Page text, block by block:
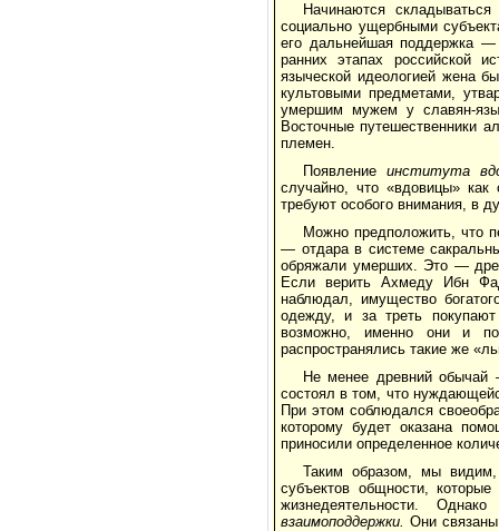
Начинаются
социально ущербны­ми
его дальнейшая поддержка —
ранних этапах российской
языческой идеологией жена
культовыми предметами,
умершим мужем у славян-
Восточные путешественники
племен.
Появление института
случайно, что «вдови­цы»
требуют особого внимания, в
Можно предположить, что
— отдара в сис­теме
обряжали умерших. Это —
Если верить Ахмеду Ибн
наблюдал, имущество
одежду, и за треть
возможно, именно они и
распространялись такие же
Не менее древний
состоял в том, что
При этом соблюдался
которому будет оказана
приносили определенное
Таким образом, мы
субъектов общно­сти,
жизнедеятельности.
взаимоподдержки.Они